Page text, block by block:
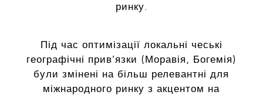
ринку.
Під час оптимізації локальні чеські
географічні прив’язки (Моравія, Богемія)
були змінені на більш релевантні для
міжнародного ринку з акцентом на